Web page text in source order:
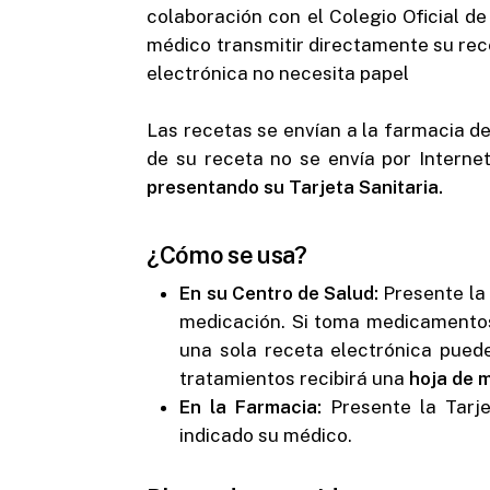
colaboración con el Colegio Oficial
médico transmitir directamente su
electrónica no necesita papel
Las recetas se envían a la farmacia
de su receta no se envía por
presentando su Tarjeta Sanitaria.
¿Cómo se usa?
En su Centro de Salud: Presente
medicación. Si toma
una sola receta electrónica
tratamientos recibirá una hoja de
En la Farmacia: Presente la
indicado su médico.